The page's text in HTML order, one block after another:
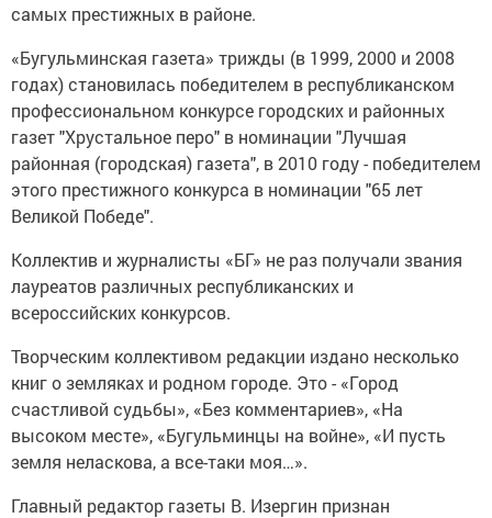
самых престижных в районе.
«Бугульминская газета» трижды (в 1999, 2000 и 2008
годах) становилась победителем в республиканском
профессиональном конкурсе городских и районных
газет "Хрустальное перо" в номинации "Лучшая
районная (городская) газета", в 2010 году - победителем
этого престижного конкурса в номинации "65 лет
Великой Победе".
Коллектив и журналисты «БГ» не раз получали звания
лауреатов различных республиканских и
всероссийских конкурсов.
Творческим коллективом редакции издано несколько
книг о земляках и родном городе. Это - «Город
счастливой судьбы», «Без комментариев», «На
высоком месте», «Бугульминцы на войне», «И пусть
земля неласкова, а все-таки моя…».
Главный редактор газеты В. Изергин признан